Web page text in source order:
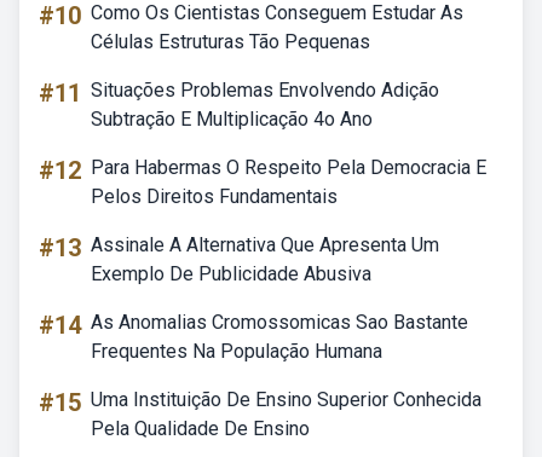
#10 Como Os Cientistas Conseguem Estudar As
Células Estruturas Tão Pequenas
#11 Situações Problemas Envolvendo Adição
Subtração E Multiplicação 4o Ano
#12 Para Habermas O Respeito Pela Democracia E
Pelos Direitos Fundamentais
#13 Assinale A Alternativa Que Apresenta Um
Exemplo De Publicidade Abusiva
#14 As Anomalias Cromossomicas Sao Bastante
Frequentes Na População Humana
#15 Uma Instituição De Ensino Superior Conhecida
Pela Qualidade De Ensino